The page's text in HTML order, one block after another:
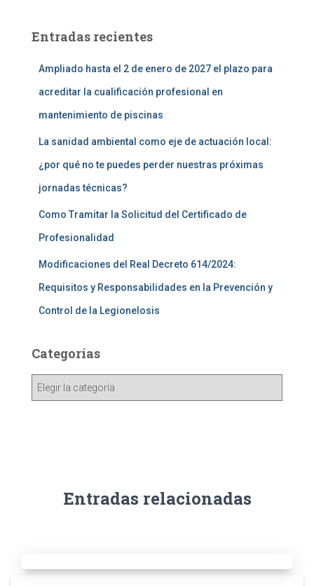
Entradas recientes
Ampliado hasta el 2 de enero de 2027 el plazo para
acreditar la cualificación profesional en
mantenimiento de piscinas
La sanidad ambiental como eje de actuación local:
¿por qué no te puedes perder nuestras próximas
jornadas técnicas?
Como Tramitar la Solicitud del Certificado de
Profesionalidad
Modificaciones del Real Decreto 614/2024:
Requisitos y Responsabilidades en la Prevención y
Control de la Legionelosis
Categorías
Entradas relacionadas